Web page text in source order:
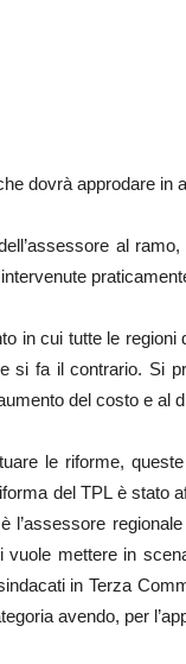
dovrà approdare
al
in cui tutte le
si fa il contrario. Si
del costo e al
le riforme,
del TPL è stato
l’assessore
vuole mettere in
in Terza
avendo, per